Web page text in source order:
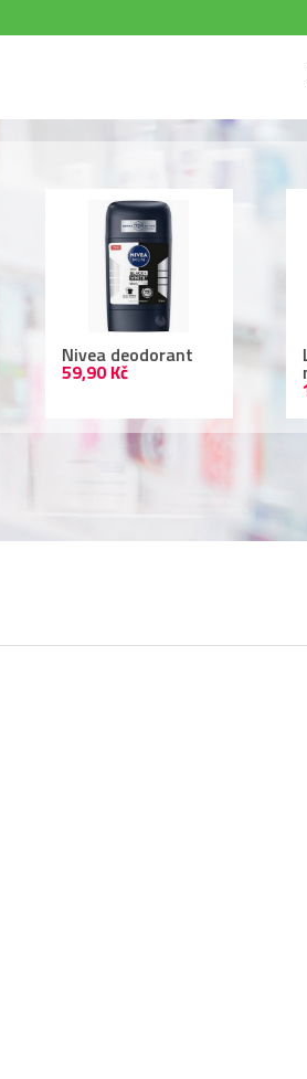
Lactovit Těl.ml.400
ml reg od 109,90